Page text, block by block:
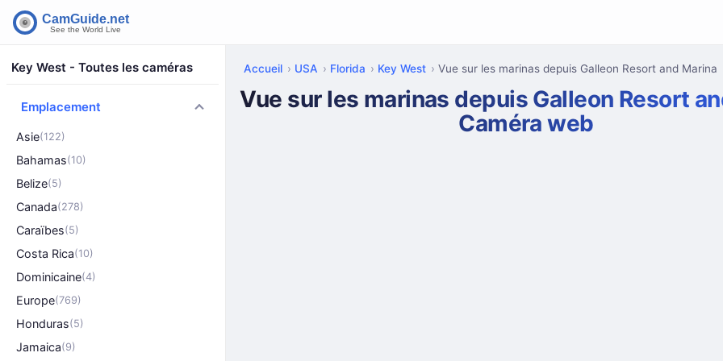
Key West - Toutes les caméras
Emplacement
Asie(122)
Bahamas(10)
Belize(5)
Canada(278)
Caraïbes(5)
Costa Rica(10)
Dominicaine(4)
Europe(769)
Honduras(5)
Jamaica(9)
Accueil USA Florida Key West Vue sur les marinas depuis Galleon Resort and Marina
Vue sur les marinas depuis Galleon Resort
Caméra web